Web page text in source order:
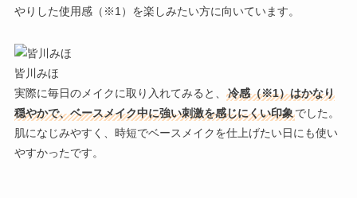
やりした使用感（※1）を楽しみたい方に向いています。
皆川みほ
実際に毎日のメイクに取り入れてみると、
冷感（※1）はかなり
穏やかで、ベースメイク中に強い刺激を感じにくい印象でした。
肌になじみやすく、時短でベースメイクを仕上げたい日にも使い
やすかったです。